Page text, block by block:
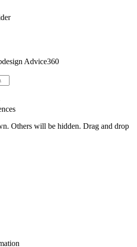
Advice360
Others will be hidden. Drag and drop